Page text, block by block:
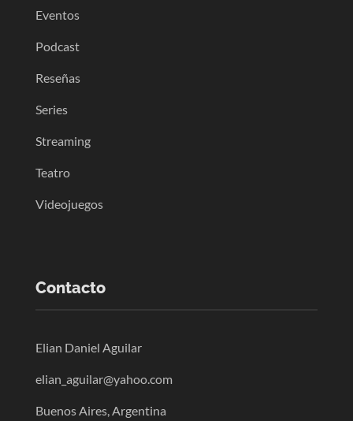
Eventos
Podcast
Reseñas
Series
Streaming
Teatro
Videojuegos
Contacto
Elian Daniel Aguilar
elian_aguilar@yahoo.com
Buenos Aires, Argentina